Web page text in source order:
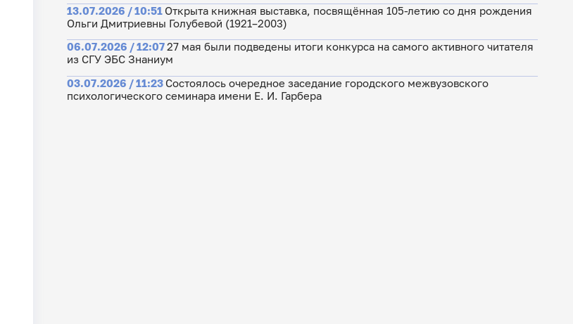
13.07.2026 / 10:51 Открыта книжная выставка, посвящённая 105-летию со дня рождения
Ольги Дмитриевны Голубевой (1921–2003)
06.07.2026 / 12:0727 мая были подведены итоги конкурса на самого активного читателя
из СГУ ЭБС Знаниум
03.07.2026 / 11:23 Состоялось очередное заседание городского межвузовского
психологического семинара имени Е. И. Гарбера